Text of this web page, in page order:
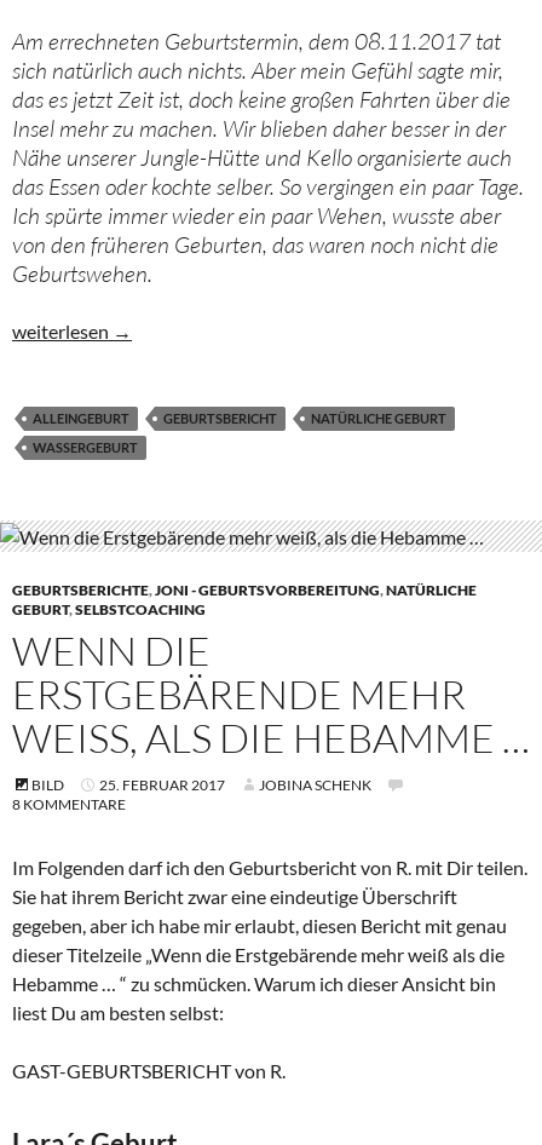
Am errechneten Geburtstermin, dem 08.11.2017 tat
sich natürlich auch nichts. Aber mein Gefühl sagte mir,
das es jetzt Zeit ist, doch keine großen Fahrten über die
Insel mehr zu machen. Wir blieben daher besser in der
Nähe unserer Jungle-Hütte und Kello organisierte auch
das Essen oder kochte selber. So vergingen ein paar Tage.
Ich spürte immer wieder ein paar Wehen, wusste aber
von den früheren Geburten, das waren noch nicht die
Geburtswehen.
Alleingeburt im Dschungel Thailands
weiterlesen →
ALLEINGEBURT GEBURTSBERICHT
NATÜRLICHE GEBURT
WASSERGEBURT
GEBURTSBERICHTE,JONI - GEBURTSVORBEREITUNG,NATÜRLICHE
GEBURT,SELBSTCOACHING
WENN DIE
ERSTGEBÄRENDE MEHR
WEISS, ALS DIE HEBAMME …
BILD 25. FEBRUAR 2017
JOBINA SCHENK
8 KOMMENTARE
Im Folgenden darf ich den Geburtsbericht von R. mit Dir teilen.
Sie hat ihrem Bericht zwar eine eindeutige Überschrift
gegeben, aber ich habe mir erlaubt, diesen Bericht mit genau
dieser Titelzeile „Wenn die Erstgebärende mehr weiß als die
Hebamme … “ zu schmücken. Warum ich dieser Ansicht bin
liest Du am besten selbst:
GAST-GEBURTSBERICHT von R.